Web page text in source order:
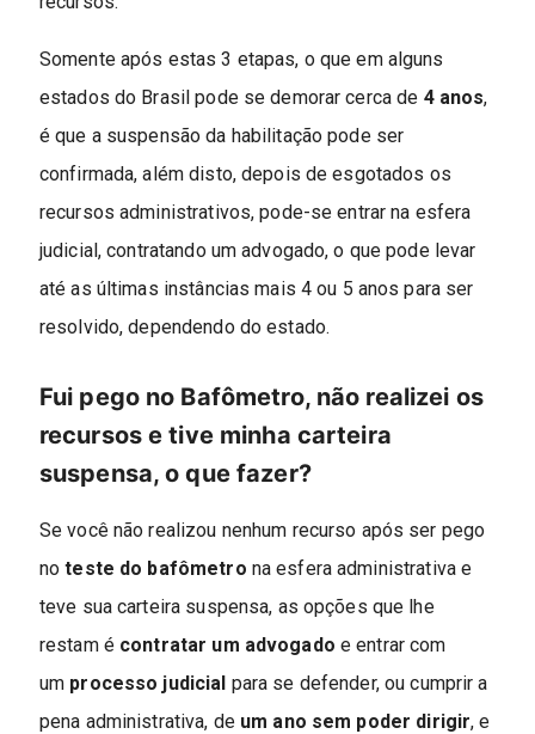
Somente após estas 3 etapas, o que em alguns
estados do Brasil pode se demorar cerca de 4 anos,
é que a suspensão da habilitação pode ser
confirmada, além disto, depois de esgotados os
recursos administrativos, pode-se entrar na esfera
judicial, contratando um advogado, o que pode levar
até as últimas instâncias mais 4 ou 5 anos para ser
resolvido, dependendo do estado.
Fui pego no Bafômetro, não realizei os
recursos e tive minha carteira
suspensa, o que fazer?
Se você não realizou nenhum recurso após ser pego
noteste do bafômetro na esfera administrativa e
teve sua carteira suspensa, as opções que lhe
restam é contratar um advogado e entrar com
um processo judicial para se defender, ou cumprir a
pena administrativa, de um ano sem poder dirigir, e